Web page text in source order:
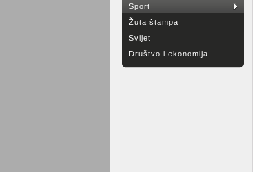
Sport
Žuta štampa
Svijet
Društvo i ekonomija